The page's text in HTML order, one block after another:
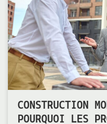
CONSTRUCTION
POURQUOI LES